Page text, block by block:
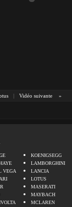
| Vidéo suivante »
VEGA
KOENIGSEGG
LAMBORGHINI
LANCIA
LOTUS
MASERATI
MAYBACH
MCLAREN